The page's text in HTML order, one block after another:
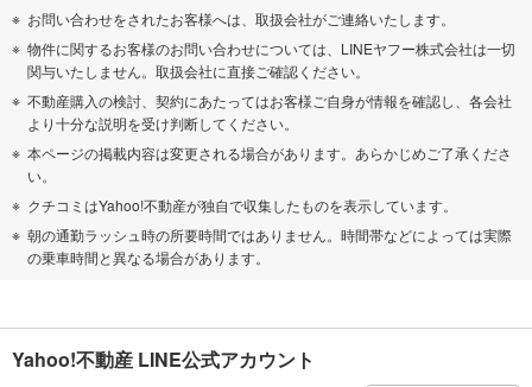
お問い合わせをされたお客様へは、取扱会社がご連絡いたします。
物件に関するお客様のお問い合わせについては、LINEヤフー株式会社は一切
関与いたしません。取扱会社に直接ご確認ください。
不動産購入の検討、契約にあたってはお客様ご自身が情報を確認し、各会社
より十分な説明を受け判断してください。
本ページの掲載内容は変更される場合があります。あらかじめご了承くださ
い。
クチコミはYahoo!不動産が独自で収集したものを表示しています。
朝の通勤ラッシュ時の所要時間ではありません。時間帯などによっては実際
の乗車時間と異なる場合があります。
Yahoo!不動産 LINE公式アカウント